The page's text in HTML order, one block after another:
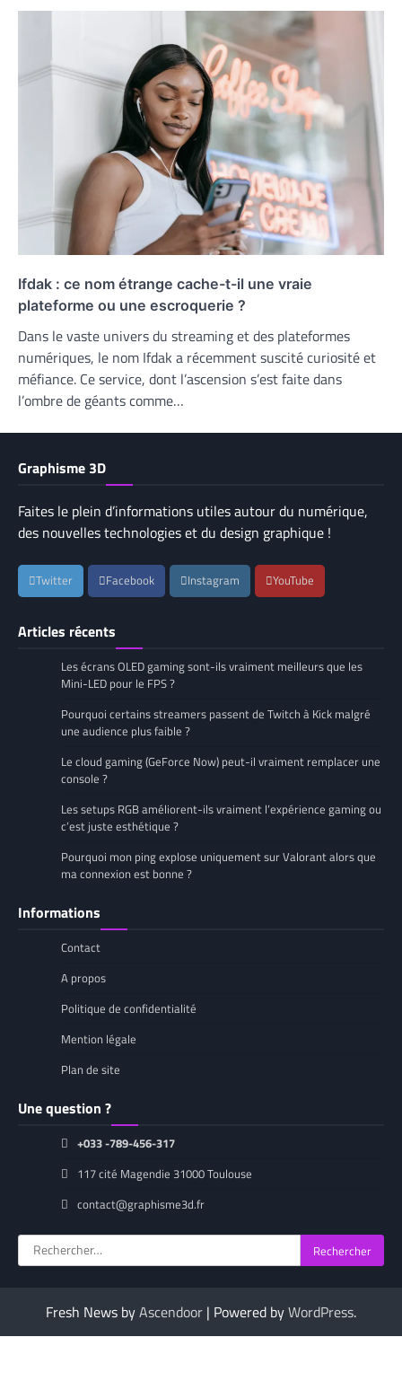
Ifdak : ce nom étrange cache-t-il une vraie
plateforme ou une escroquerie ?
Dans le vaste univers du streaming et des plateformes
numériques, le nom Ifdak a récemment suscité curiosité et
méfiance. Ce service, dont l’ascension s’est faite dans
l’ombre de géants comme…
Graphisme 3D
Faites le plein d’informations utiles autour du numérique,
des nouvelles technologies et du design graphique !
Twitter Facebook Instagram YouTube
Articles récents
Les écrans OLED gaming sont-ils vraiment meilleurs que les
Mini-LED pour le FPS ?
Pourquoi certains streamers passent de Twitch à Kick malgré
une audience plus faible ?
Le cloud gaming (GeForce Now) peut-il vraiment remplacer une
console ?
Les setups RGB améliorent-ils vraiment l’expérience gaming ou
c’est juste esthétique ?
Pourquoi mon ping explose uniquement sur Valorant alors que
ma connexion est bonne ?
Informations
Contact
A propos
Politique de confidentialité
Mention légale
Plan de site
Une question ?
+033 -789-456-317
117 cité Magendie 31000 Toulouse
contact@graphisme3d.fr
Rechercher :
Fresh News byAscendoor | Powered byWordPress.